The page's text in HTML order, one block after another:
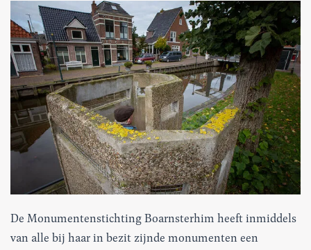
De Monumentenstichting Boarnsterhim heeft inmiddels
van alle bij haar in bezit zijnde monumenten een